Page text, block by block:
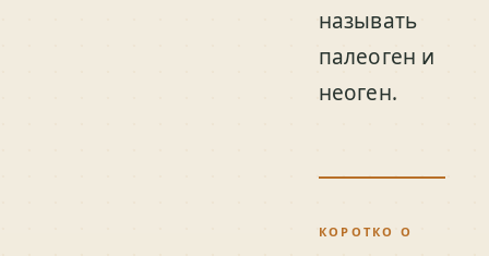
называть
палеоген и
неоген.
КОРОТКО О